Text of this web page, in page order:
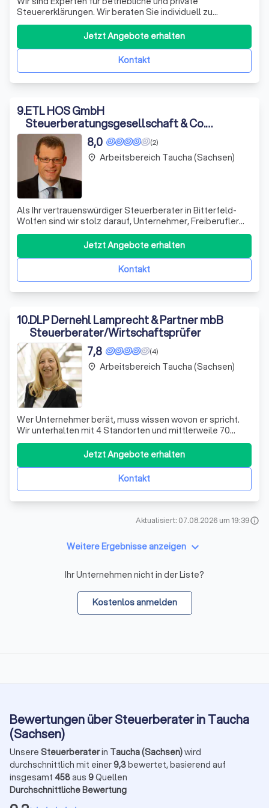
Steuererklärungen. Wir beraten Sie individuell zu
steuerlichen Abzugsmöglichkeiten und passen Ihre
Einkommensteuer-Vorauszahlungen an schwankende
Umsätze an. Unsere Dienstleistungen umfassen die
Erstellung von Steuererklärungen, Anträgen auf
Kontakt
Jetzt Angebote erhalten
9.ETL HOS GmbH
Steuerberatungsgesellschaft & Co.
Bitterfeld-Wolfen KG
(2)
8,0
Als Ihr vertrauenswürdiger Steuerberater in Bitterfeld-
Wolfen sind wir stolz darauf, Unternehmer, Freiberufler
und Selbständige aller Branchen und
Unternehmensgrößen zu beraten. Unser Ziel ist es, Sie bei
Ihrer wirtschaftlich erfolgreichen Unternehmensführung
zu unterstützen. Von der Firmengründung
Kontakt
Jetzt Angebote erhalten
place Arbeitsbereich Taucha (Sachsen)
10.DLP Dernehl Lamprecht & Partner mbB
Steuerberater/Wirtschaftsprüfer
(4)
7,8
Wer Unternehmer berät, muss wissen wovon er spricht.
Wir unterhalten mit 4 Standorten und mittlerweile 70
Mitarbeitern selber ein stetig wachsendes Unternehmen
und wissen welche Themen für unsere Mandanten
besonders wichtig sind. Wir stehen mit unserem
Fachwissen Ihnen und Ihrer Firma als Geschäftsp
Kontakt
Jetzt Angebote erhalten
place Arbeitsbereich Taucha (Sachsen)
Aktualisiert: 07.08.2026 um 19:39info
Weitere Ergebnisse anzeigen keyboard_arrow_down
Ihr Unternehmen nicht in der Liste?
Kostenlos anmelden
Bewertungen über Steuerberater in Taucha
(Sachsen)
Unsere Steuerberaterin Taucha (Sachsen)wird
durchschnittlich mit einer9,3bewertet, basierend auf
insgesamt 458aus 9Quellen
Durchschnittliche Bewertung